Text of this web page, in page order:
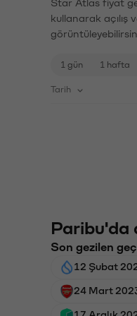
kullanarak açılış
1 gün 1 hafta
Tarih
Paribu'da
Son gezilen
12 Şubat
24 Mart
17 Aralık